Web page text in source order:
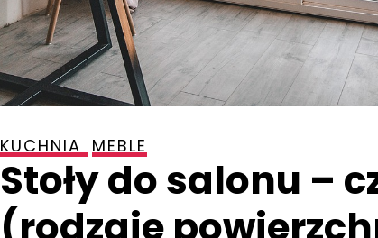
KUCHNIA MEBLE
Stoły do salonu –